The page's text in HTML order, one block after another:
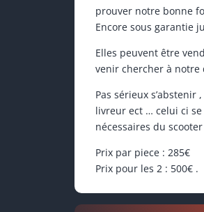
prouver notre bonne
Encore sous garantie
Elles peuvent être
venir chercher à notre
Pas sérieux
livreur ect … celui ci
nécessaires du scooter
Prix par piece : 285€
Prix pour les 2 : 500€ .